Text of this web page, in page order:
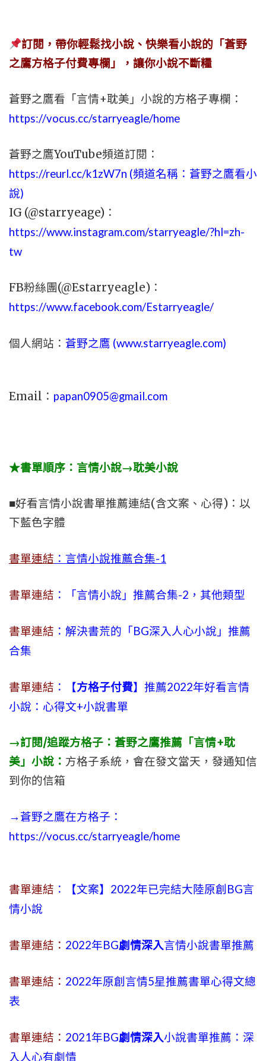
訂閱，帶你輕鬆找小說、快樂看小說的「蒼野
之鷹方格子付費專欄」，讓你小說不斷糧
蒼野之鷹看「言情+耽美」小說的方格子專欄：
https://vocus.cc/starryeagle/home
蒼野之鷹YouTube頻道訂閱：
https://reurl.cc/k1zW7n (頻道名稱：蒼野之鷹看小
說)
IG (@starryeage)：
https://www.instagram.com/starryeagle/?hl=zh-
tw
FB粉絲團(@Estarryeagle)：
https://www.facebook.com/Estarryeagle/
個人網站： 蒼野之鷹 (www.starryeagle.com)
Email： papan0905@gmail.com
★書單順序：言情小說→耽美小說
■好看言情小說書單推薦連結(含文案、心得)：以
下藍色字體
書單連結 ：言情小說推薦合集-1
書單連結 ：「言情小說」推薦合集-2，其他類型
書單連結 ：解決書荒的「BG深入人心小說」推薦
合集
書單連結 ：【方格子付費】推薦2022年好看言情
小說：心得文+小說書單
→訂閱/追蹤方格子：蒼野之鷹推薦「言情+耽
美」小說： 方格子系統，會在發文當天，發通知信
到你的信箱
→蒼野之鷹在方格子：
https://vocus.cc/starryeagle/home
書單連結 ：【文案】2022年已完結大陸原創BG言
情小說
書單連結： 2022年BG劇情深入言情小說書單推薦
書單連結： 2022年原創言情5星推薦書單心得文總
表
書單連結： 2021年BG劇情深入小說書單推薦：深
入人心有劇情